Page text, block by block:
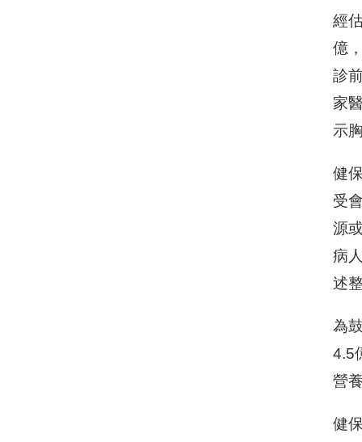
經
億
診
家
示
健
受
源
病
述
為
4.5
營
健